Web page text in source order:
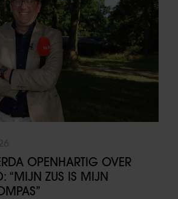
OPENHARTIG OVER
“MIJN ZUS IS MIJN